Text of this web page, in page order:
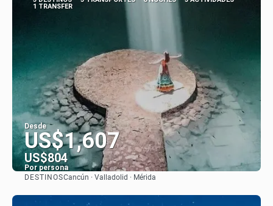
1 TRANSFER
Desde
US$1,607
US$804
Por persona
DESTINOSCancún · Valladolid · Mérida